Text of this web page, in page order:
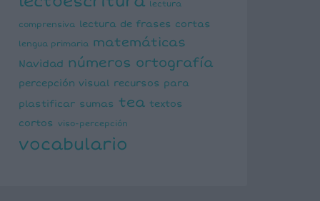
lectura
comprensiva lectura de frases cortas
lengua primaria matemáticas
Navidad números ortografía
percepción visual recursos para
plastificar sumas tea textos
cortos
viso-percepción
vocabulario